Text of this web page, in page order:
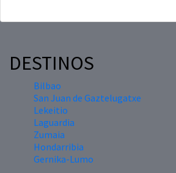
DESTINOS
Bilbao
San Juan de Gaztelugatxe
Lekeitio
Laguardia
Zumaia
Hondarribia
Gernika-Lumo